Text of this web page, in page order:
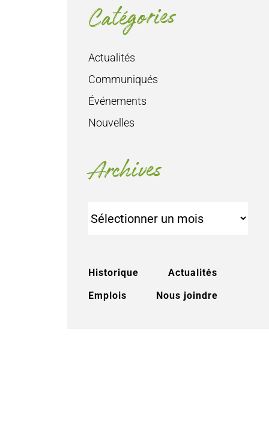
Catégories
Actualités
Communiqués
Événements
Nouvelles
Archives
Historique
Actualités
Emplois
Nous joindre